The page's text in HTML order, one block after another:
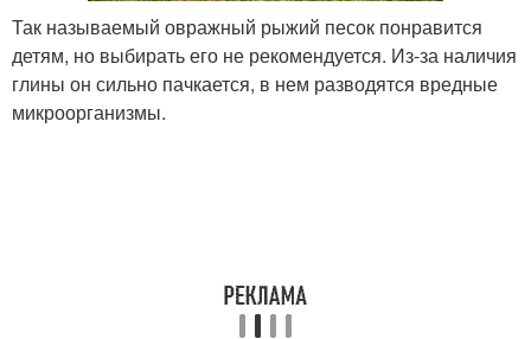
Так называемый овражный рыжий песок понравится
детям, но выбирать его не рекомендуется. Из-за наличия
глины он сильно пачкается, в нем разводятся вредные
микроорганизмы.